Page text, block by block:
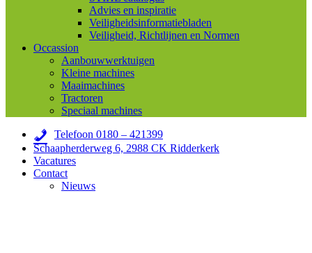
Advies en inspiratie
Veiligheidsinformatiebladen
Veiligheid, Richtlijnen en Normen
Occassion
Aanbouwwerktuigen
Kleine machines
Maaimachines
Tractoren
Speciaal machines
Telefoon 0180 – 421399
Schaapherderweg 6, 2988 CK Ridderkerk
Vacatures
Contact
Nieuws